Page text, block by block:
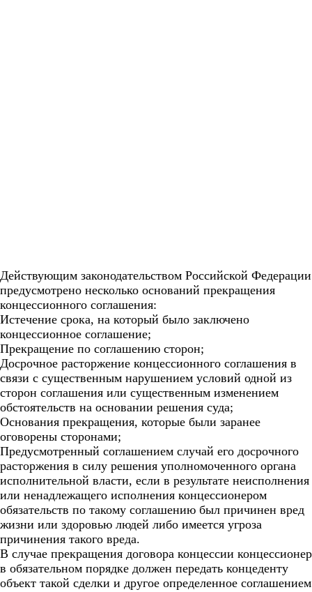
Действующим законодательством Российской Федерации
предусмотрено несколько оснований прекращения
концессионного соглашения:
Истечение срока, на который было заключено
концессионное соглашение;
Прекращение по соглашению сторон;
Досрочное расторжение концессионного соглашения в
связи с существенным нарушением условий одной из
сторон соглашения или существенным изменением
обстоятельств на основании решения суда;
Основания прекращения, которые были заранее
оговорены сторонами;
Предусмотренный соглашением случай его досрочного
расторжения в силу решения уполномоченного органа
исполнительной власти, если в результате неисполнения
или ненадлежащего исполнения концессионером
обязательств по такому соглашению был причинен вред
жизни или здоровью людей либо имеется угроза
причинения такого вреда.
В случае прекращения договора концессии концессионер
в обязательном порядке должен передать концеденту
объект такой сделки и другое определенное соглашением